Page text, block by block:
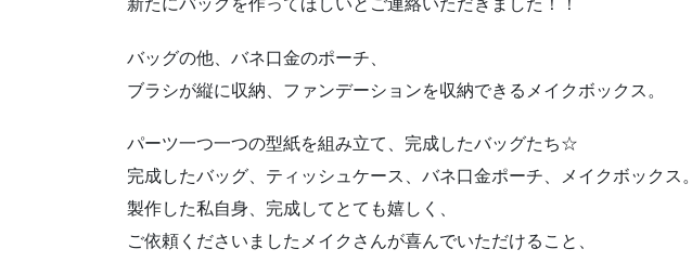
新たにバッグを作ってほしいとご連絡いただきました！！
バッグの他、バネ口金のポーチ、
ブラシが縦に収納、ファンデーションを収納できるメイクボックス。
パーツ一つ一つの型紙を組み立て、完成したバッグたち☆
完成したバッグ、ティッシュケース、バネ口金ポーチ、メイクボックス。
製作した私自身、完成してとても嬉しく、
ご依頼くださいましたメイクさんが喜んでいただけること、